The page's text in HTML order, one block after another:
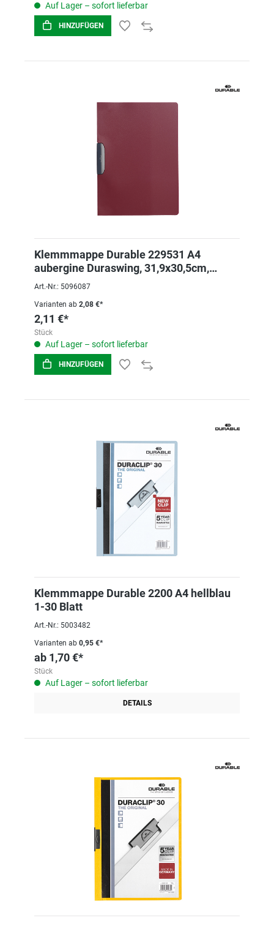
Auf Lager – sofort lieferbar
HINZUFÜGEN
Klemmmappe Durable 229531 A4
aubergine Duraswing, 31,9x30,5cm,
PP/Kunststoff
Art.-Nr.: 5096087
Varianten ab 2,08 €*
2,11 €*
Stück
Auf Lager – sofort lieferbar
HINZUFÜGEN
Klemmmappe Durable 2200 A4 hellblau
1-30 Blatt
Art.-Nr.: 5003482
Varianten ab 0,95 €*
ab 1,70 €*
Stück
Auf Lager – sofort lieferbar
DETAILS